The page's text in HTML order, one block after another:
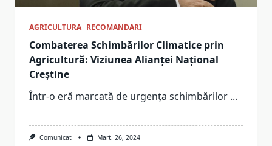
AGRICULTURA RECOMANDARI
Combaterea Schimbărilor Climatice prin
Agricultură: Viziunea Alianței Național
Creștine
Într-o eră marcată de urgența schimbărilor ...
Comunicat Mart. 26, 2024